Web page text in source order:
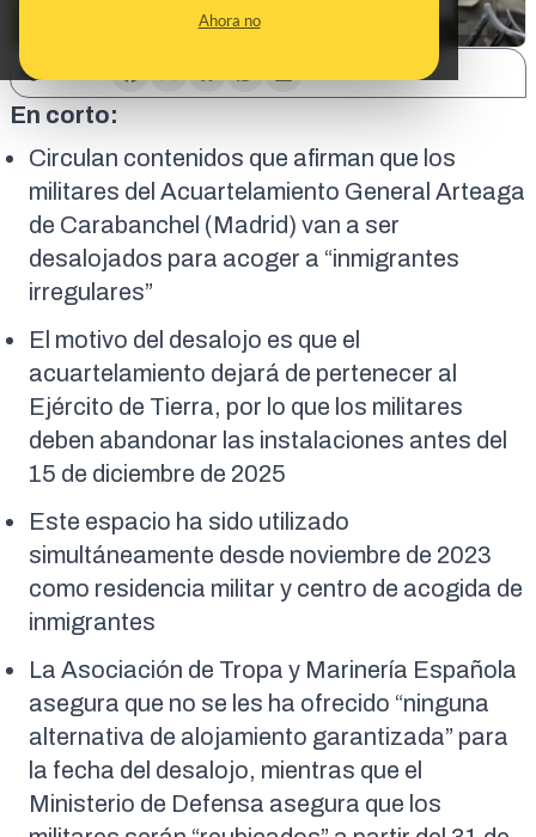
Ahora no
En corto:
Circulan contenidos que afirman que los
militares del Acuartelamiento General Arteaga
de Carabanchel (Madrid) van a ser
desalojados para acoger a “inmigrantes
irregulares”
El motivo del desalojo es que el
acuartelamiento dejará de pertenecer al
Ejército de Tierra, por lo que los militares
deben abandonar las instalaciones antes del
15 de diciembre de 2025
Este espacio ha sido utilizado
simultáneamente desde noviembre de 2023
como residencia militar y centro de acogida de
inmigrantes
La Asociación de Tropa y Marinería Española
asegura que no se les ha ofrecido “ninguna
alternativa de alojamiento garantizada” para
la fecha del desalojo, mientras que el
Ministerio de Defensa asegura que los